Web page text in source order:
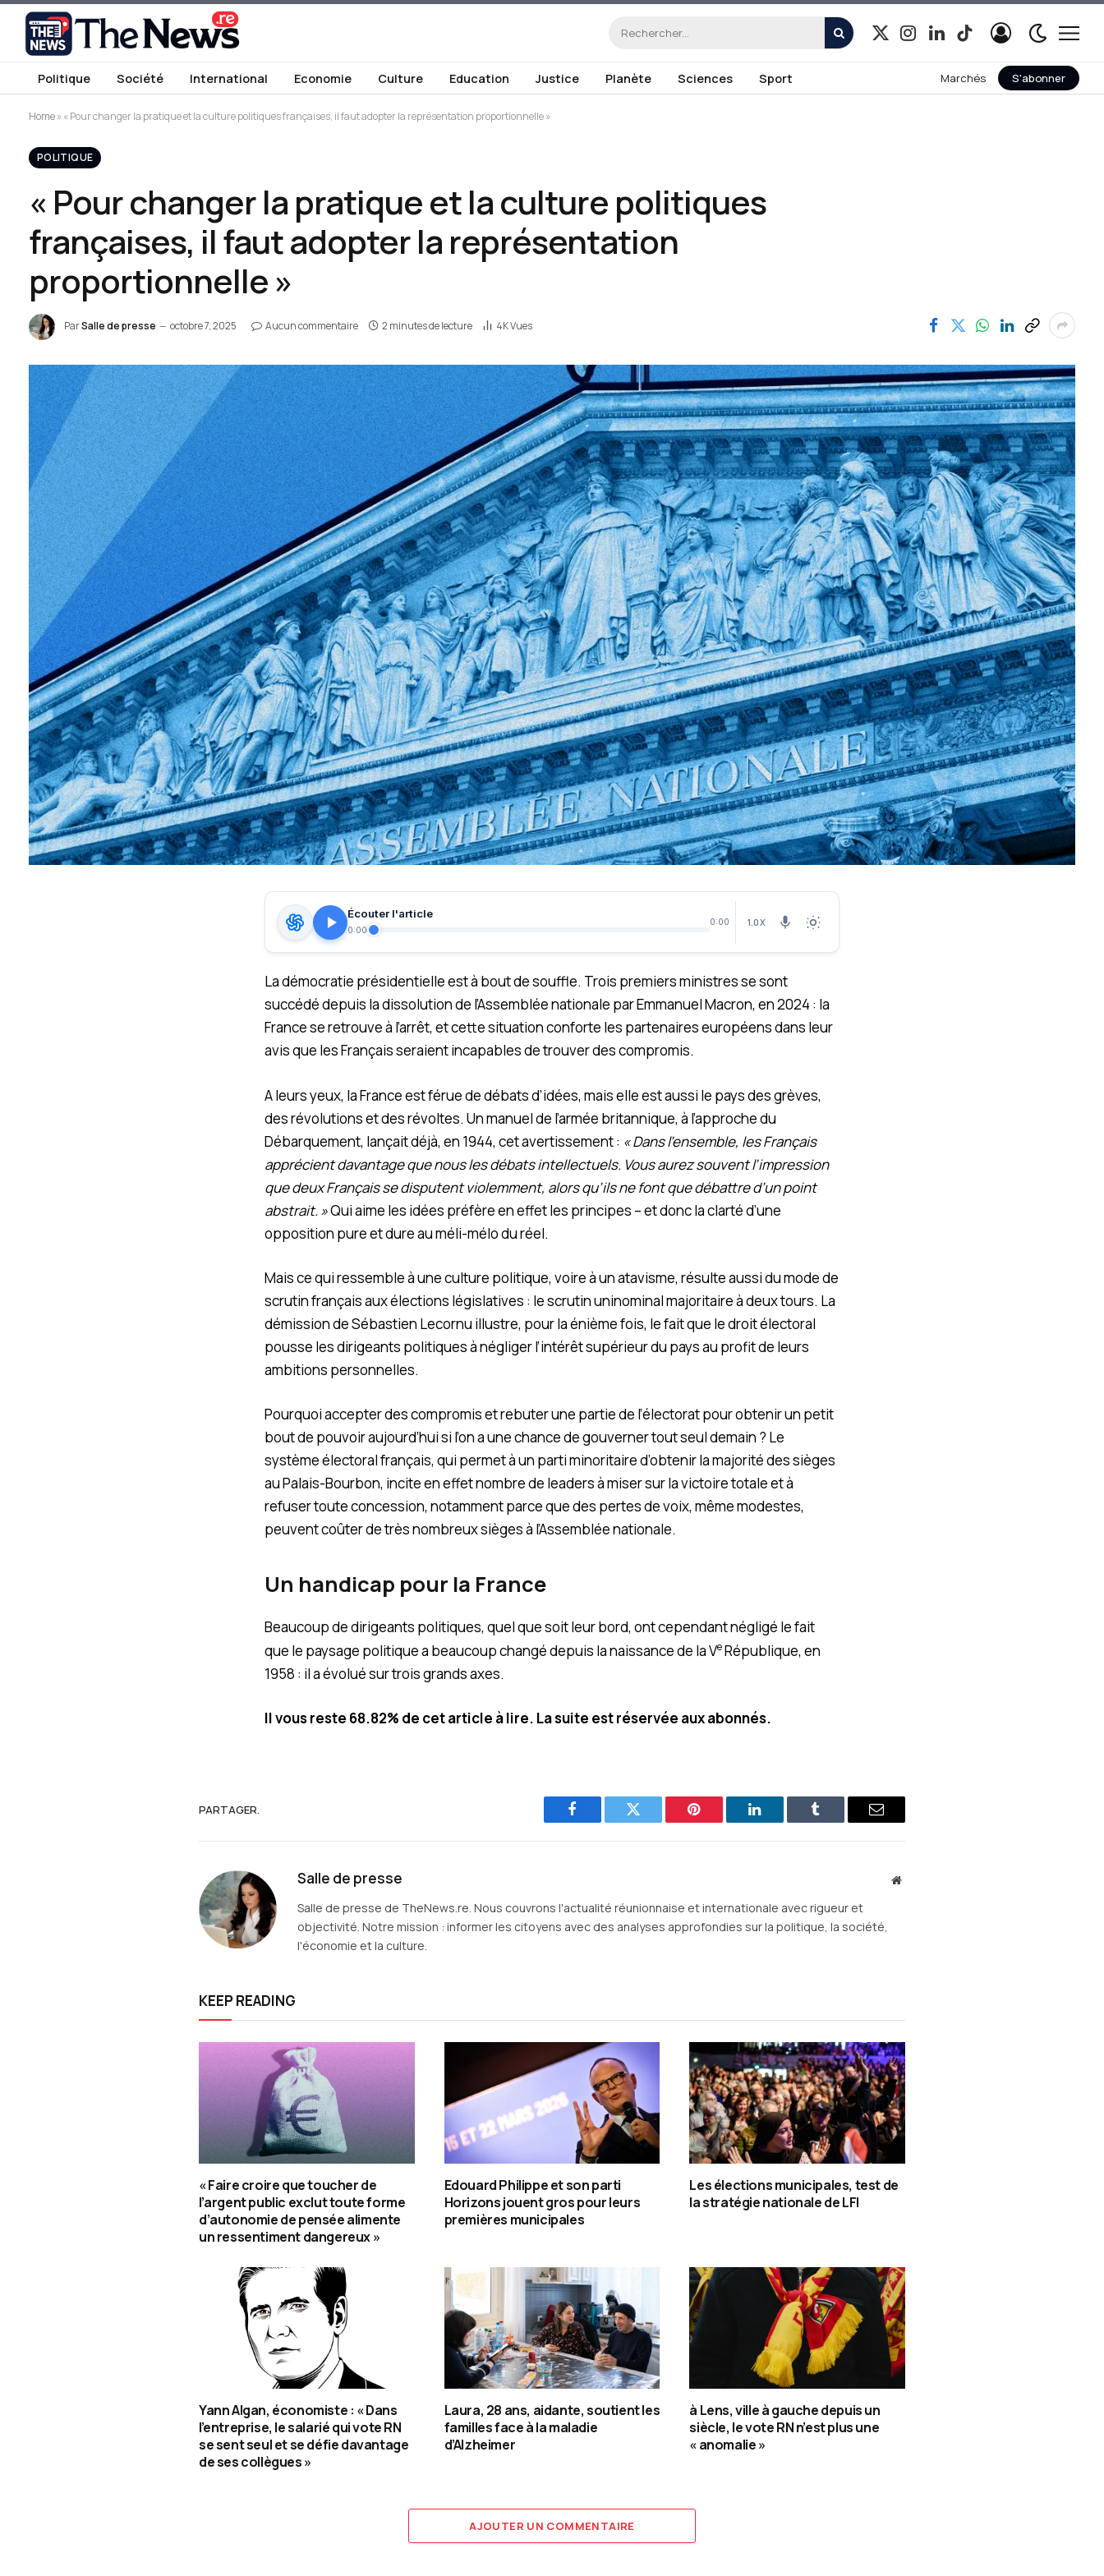
X
Instagram
LinkedInTikTok
Politique Société International Economie Culture Education Justice Planète Sciences Sport Marchés S'abonner
Home»« Pour changer la pratique et la culture politiques françaises, il faut adopter la représentation proportionnelle »
POLITIQUE
« Pour changer la pratique et la culture politiques
françaises, il faut adopter la représentation
proportionnelle »
ParSalle de presse octobre 7, 2025 Aucun commentaire 2 minutes de lecture 4KVues
Écouter l'article
0:00
0:00 1.0X
La démocratie présidentielle est à bout de souffle. Trois premiers ministres se sont
succédé depuis la dissolution de l’Assemblée nationale par Emmanuel Macron, en 2024 : la
France se retrouve à l’arrêt, et cette situation conforte les partenaires européens dans leur
avis que les Français seraient incapables de trouver des compromis.
A leurs yeux, la France est férue de débats d’idées, mais elle est aussi le pays des grèves,
des révolutions et des révoltes. Un manuel de l’armée britannique, à l’approche du
Débarquement, lançait déjà, en 1944, cet avertissement : « Dans l’ensemble, les Français
apprécient davantage que nous les débats intellectuels. Vous aurez souvent l’impression
que deux Français se disputent violemment, alors qu’ils ne font que débattre d’un point
abstrait. »Qui aime les idées préfère en effet les principes – et donc la clarté d’une
opposition pure et dure au méli-mélo du réel.
Mais ce qui ressemble à une culture politique, voire à un atavisme, résulte aussi du mode de
scrutin français aux élections législatives : le scrutin uninominal majoritaire à deux tours. La
démission de Sébastien Lecornu illustre, pour la énième fois, le fait que le droit électoral
pousse les dirigeants politiques à négliger l’intérêt supérieur du pays au profit de leurs
ambitions personnelles.
Pourquoi accepter des compromis et rebuter une partie de l’électorat pour obtenir un petit
bout de pouvoir aujourd’hui si l’on a une chance de gouverner tout seul demain ? Le
système électoral français, qui permet à un parti minoritaire d’obtenir la majorité des sièges
au Palais-Bourbon, incite en effet nombre de leaders à miser sur la victoire totale et à
refuser toute concession, notamment parce que des pertes de voix, même modestes,
peuvent coûter de très nombreux sièges à l’Assemblée nationale.
Un handicap pour la France
Beaucoup de dirigeants politiques, quel que soit leur bord, ont cependant négligé le fait
que le paysage politique a beaucoup changé depuis la naissance de la VeRépublique, en
1958 : il a évolué sur trois grands axes.
Il vous reste 68.82% de cet article à lire. La suite est réservée aux abonnés.
PARTAGER.
Facebook Twitter Pinterest LinkedIn Tumblr
E-
Salle de presse
Site
Salle de presse de TheNews.re. Nous couvrons l'actualité réunionnaise et internationale avec rigueur et
objectivité. Notre mission : informer les citoyens avec des analyses approfondies sur la politique, la société,
l'économie et la culture.
KEEP READING
« Faire croire que toucher de
l’argent public exclut toute forme
d’autonomie de pensée alimente
un ressentiment dangereux »
Edouard Philippe et son parti
Horizons jouent gros pour leurs
premières municipales
Les élections municipales, test de
la stratégie nationale de LFI
Yann Algan, économiste : « Dans
l’entreprise, le salarié qui vote RN
se sent seul et se défie davantage
de ses collègues »
Laura, 28 ans, aidante, soutient les
familles face à la maladie
d’Alzheimer
à Lens, ville à gauche depuis un
siècle, le vote RN n’est plus une
« anomalie »
AJOUTER UN COMMENTAIRE